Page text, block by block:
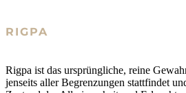
RIGPA
Rigpa ist das ursprüngliche, reine
jenseits aller Begrenzungen stattfindet